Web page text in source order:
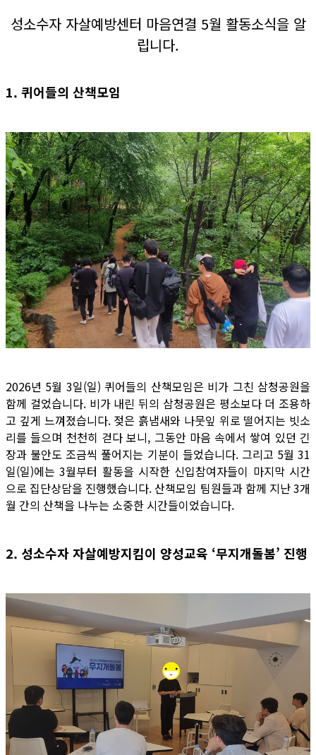
성소수자 자살예방센터 마음연결 5월 활동소식을 알
립니다.
1. 퀴어들의 산책모임
2026년 5월 3일(일) 퀴어들의 산책모임은 비가 그친 삼청공원을
함께 걸었습니다. 비가 내린 뒤의 삼청공원은 평소보다 더 조용하
고 깊게 느껴졌습니다. 젖은 흙냄새와 나뭇잎 위로 떨어지는 빗소
리를 들으며 천천히 걷다 보니, 그동안 마음 속에서 쌓여 있던 긴
장과 불안도 조금씩 풀어지는 기분이 들었습니다. 그리고 5월 31
일(일)에는 3월부터 활동을 시작한 신입참여자들이 마지막 시간
으로 집단상담을 진행했습니다. 산책모임 팀원들과 함께 지난 3개
월 간의 산책을 나누는 소중한 시간들이었습니다.
2. 성소수자 자살예방지킴이 양성교육 ‘무지개돌봄’ 진행